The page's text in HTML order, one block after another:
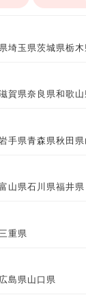
埼玉県茨城県栃木
賀県奈良県和歌山
手県青森県秋田県
山県石川県福井県
三重県
広島県山口県